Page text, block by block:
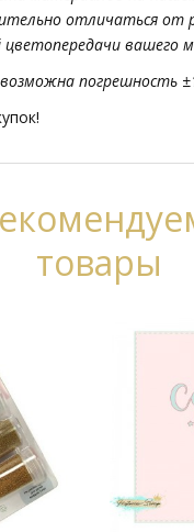
отличаться от
цветопередачи вашего
возможна погрешность
товары